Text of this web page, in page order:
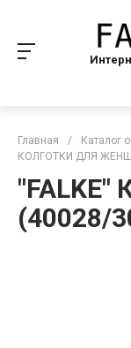
Главная / Каталог
КОЛГОТКИ ДЛЯ
"FALKE"
(40028/